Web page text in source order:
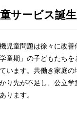
サービス誕
児童問題は徐々に改善
童期」の子どもたちを
います。共働き家庭の
り先が不足し、公立学
ります。